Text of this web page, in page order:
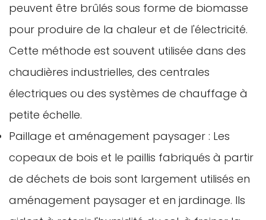
peuvent être brûlés sous forme de biomasse
pour produire de la chaleur et de l'électricité.
Cette méthode est souvent utilisée dans des
chaudières industrielles, des centrales
électriques ou des systèmes de chauffage à
petite échelle.
Paillage et aménagement paysager : Les
copeaux de bois et le paillis fabriqués à partir
de déchets de bois sont largement utilisés en
aménagement paysager et en jardinage. Ils